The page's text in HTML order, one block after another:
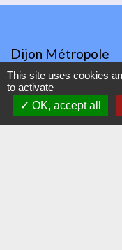
Dijon Métropole
Jumelage
Orvitis
Habellis
This site uses cookies
to activate
OK, accept all